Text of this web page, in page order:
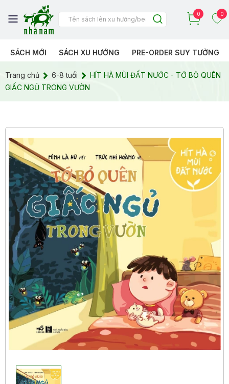
0 0
SÁCH MỚI SÁCH XU HƯỚNG PRE-ORDER SUY TƯỞNG
Trang chủ 6-8 tuổi
HÍT HÀ MÙI ĐẤT NƯỚC - TỚ BỎ QUÊN
GIẤC NGỦ TRONG VƯỜN